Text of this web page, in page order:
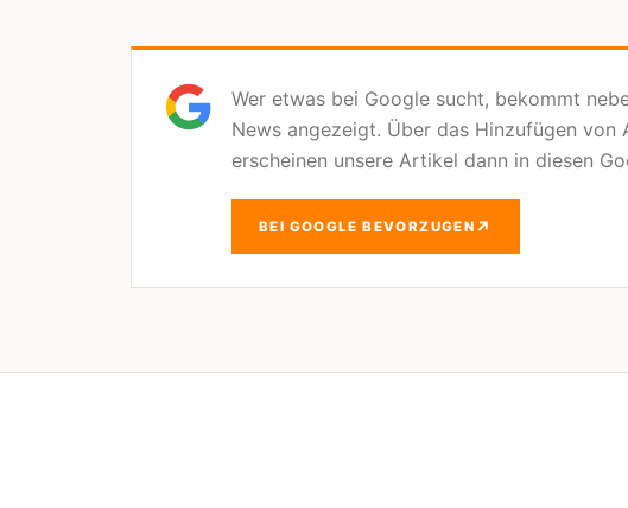
Wer etwas bei Google sucht, bekommt
News angezeigt. Über das Hinzufügen von
erscheinen unsere Artikel dann in diesen
BEI GOOGLE BEVORZUGEN ↗